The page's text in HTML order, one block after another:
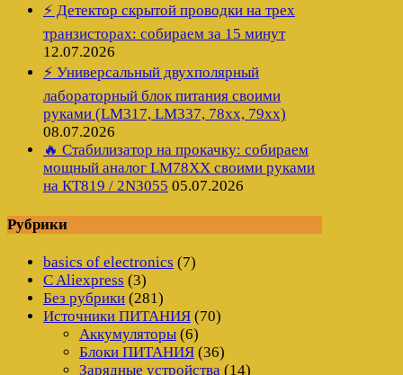
⚡ Детектор скрытой проводки на трех
транзисторах: собираем за 15 минут
12.07.2026
⚡ Универсальный двухполярный
лабораторный блок питания своими
руками (LM317, LM337, 78xx, 79xx)
08.07.2026
🔥 Стабилизатор на прокачку: собираем
мощный аналог LM78XX своими руками
на КТ819 / 2N3055 05.07.2026
Рубрики
basics of electronics (7)
C Aliexpress (3)
Без рубрики (281)
Источники ПИТАНИЯ (70)
Аккумуляторы (6)
Блоки ПИТАНИЯ (36)
Зарядные устройства (14)